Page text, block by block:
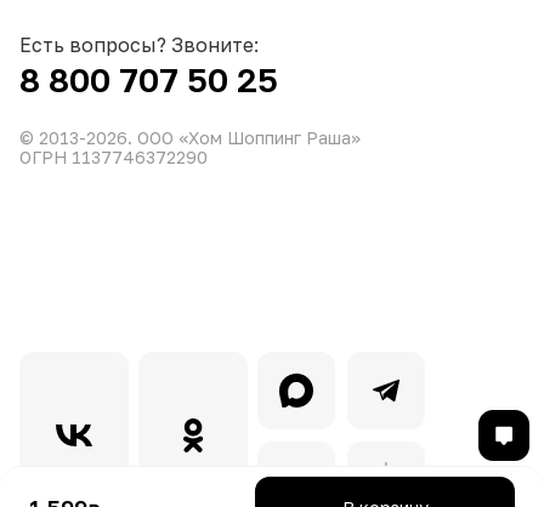
Есть вопросы? Звоните:
8 800 707 50 25
© 2013-2026. ООО «Хом Шоппинг Раша»
ОГРН 1137746372290